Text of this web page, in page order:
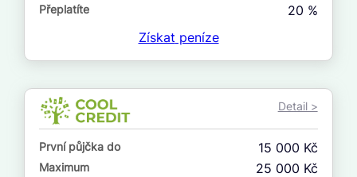
V hotovosti
ano
ne
Přeplatíte
20 %
Získat peníze
Detail >
První půjčka do 15 000 Kč
Maximum 25 000 Kč